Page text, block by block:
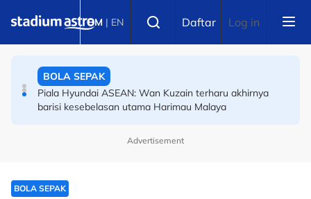
BM | EN Daftar Log in
Sukan Asia 2026: Kembali tunggang kuda selepas 15
BOLA SEPAK
Piala Hyundai ASEAN: Wan Kuzain terharu akhirnya
barisi kesebelasan utama Harimau Malaya
Advertisement
BOLA SEPAK